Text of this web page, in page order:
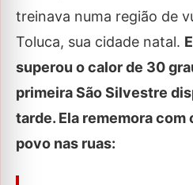
treinava numa região de
Toluca, sua cidade natal.
superou o calor de 30
primeira São Silvestre
tarde. Ela rememora com
povo nas ruas: